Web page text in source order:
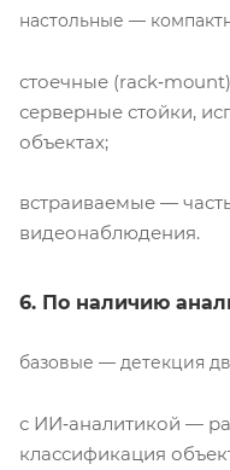
настольные —
стоечные
серверные стойки,
объектах;
встраиваемые —
видеонаблюдения.
6. По наличию
базовые — детекция
с ИИ‑аналитикой —
классификация